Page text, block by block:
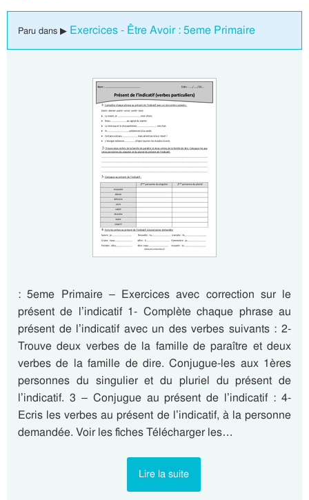
Paru dans ▶ Exercices - Être Avoir : 5eme Primaire
: 5eme Primaire – Exercices avec correction sur le
présent de l’indicatif 1- Complète chaque phrase au
présent de l’indicatif avec un des verbes suivants : 2-
Trouve deux verbes de la famille de paraître et deux
verbes de la famille de dire. Conjugue-les aux 1ères
personnes du singulier et du pluriel du présent de
l’indicatif. 3 – Conjugue au présent de l’indicatif : 4-
Ecris les verbes au présent de l’indicatif, à la personne
demandée. Voir les fiches Télécharger les…
Lire la suite